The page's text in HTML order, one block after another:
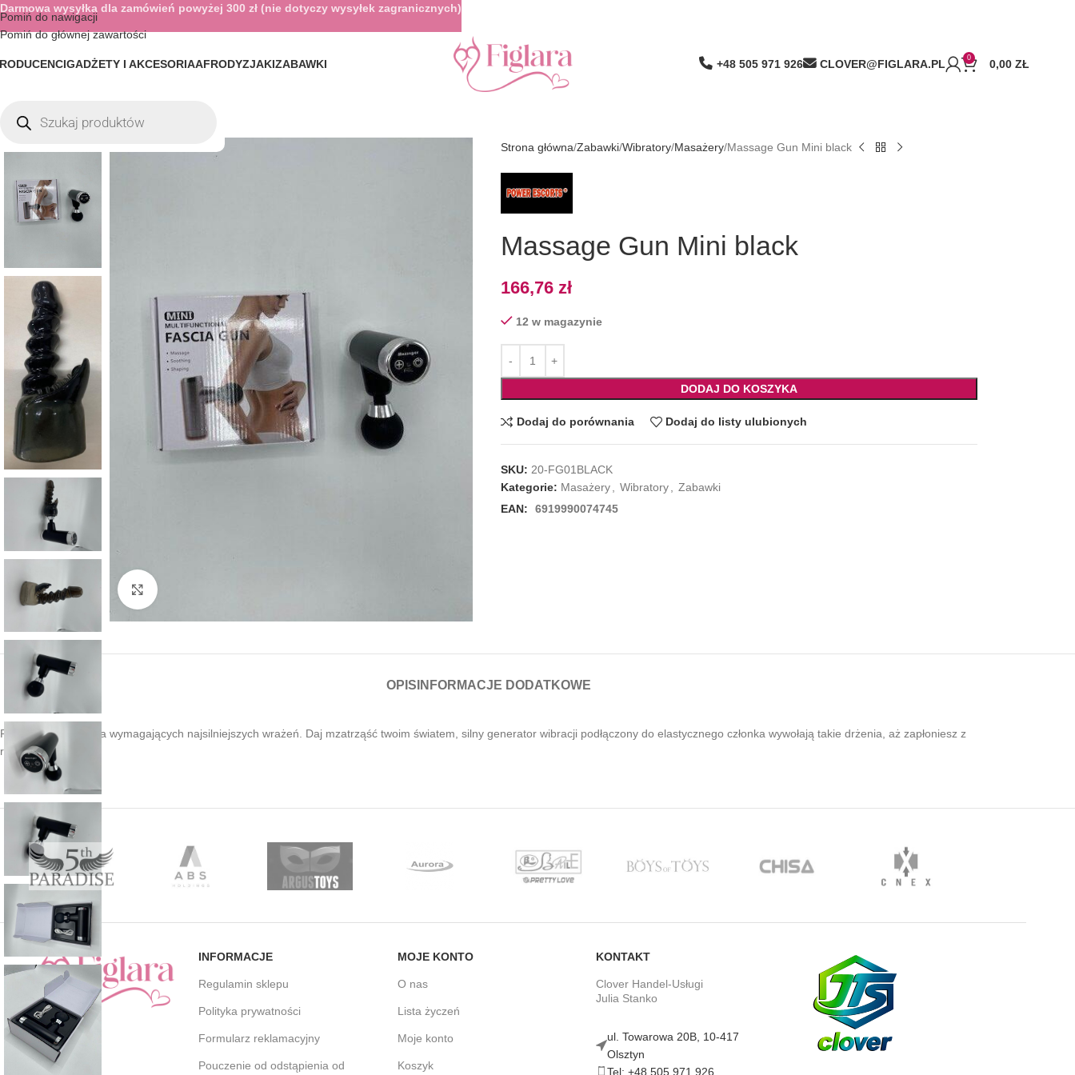
Pomiń do nawigacji
Pomiń do głównej zawartości
GADŻETY I AKCESORIAAFRODYZJAKIZABAWKI +48 505 971 926 CLOVER@FIGLARA.PL 0 0,00 ZŁ
Strona główna Zabawki Wibratory Masażery Massage Gun Mini black
Massage Gun Mini black
166,76 zł
12 w magazynie
DODAJ DO KOSZYKA
Dodaj do porównania Dodaj do listy ulubionych
SKU: 20-FG01BLACK
Kategorie: Masażery Wibratory
Zabawki
EAN:
6919990074745
OPIS INFORMACJE DODATKOWE
Potężny masażer dla wymagających najsilniejszych wrażeń. Daj mzatrząść twoim światem, silny generator wibracji podłączony do elastycznego członka wywołają takie drżenia, aż zapłoniesz z
rozkoszy.
INFORMACJE
Regulamin sklepu
Polityka prywatności
Formularz reklamacyjny
Pouczenie od odstąpienia od
MOJE KONTO
O nas
Lista życzeń
Moje konto
Koszyk
KONTAKT
Clover Handel-Usługi
Julia Stanko
ul. Towarowa 20B, 10-417
Olsztyn
Tel: +48 505 971 926
Darmowa wysyłka dla zamówień powyżej 300 zł (nie dotyczy wysyłek zagranicznych)